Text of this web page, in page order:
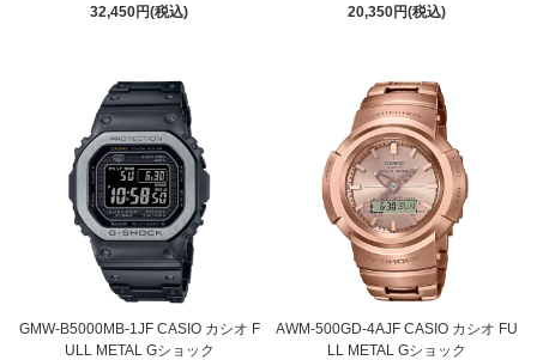
32,450円(税込)
20,350円(税込)
GMW-B5000MB-1JF CASIO カシオ F
ULL METAL Gショック
AWM-500GD-4AJF CASIO カシオ FU
LL METAL Gショック